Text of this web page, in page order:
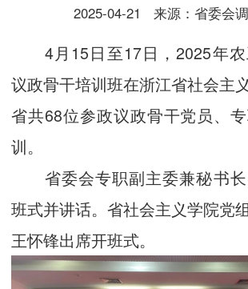
2025-04-21 来源：省委会
4月15日至17日，2025年
议政骨干培训班在浙江省社会主
省共68位参政议政骨干党员、
训。
省委会专职副主委兼秘书
班式并讲话。省社会主义学院党
王怀锋出席开班式。